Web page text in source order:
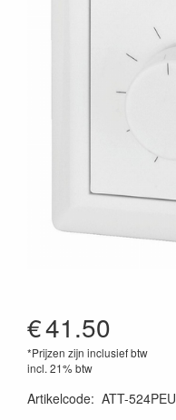
€41.50
*Prijzen zijn inclusief btw
incl. 21% btw
Artikelcode: ATT-524PEU